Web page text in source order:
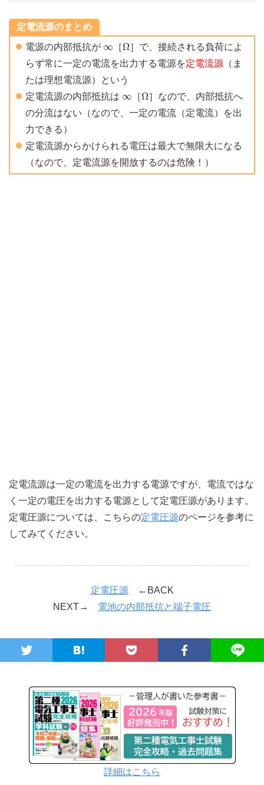
定電流源のまとめ
電源の内部抵抗が ∞
∞ ［Ω
Ω］で、接続される負荷によ
らず常に一定の電流を出力する電源を定電流源 （ま
たは理想電流源）という
定電流源の内部抵抗は ∞
∞ ［Ω
Ω］なので、内部抵抗へ
の分流はない（なので、一定の電流（定電流）を出
力できる）
定電流源からかけられる電圧は最大で無限大になる
（なので、定電流源を開放するのは危険！）
定電流源は一定の電流を出力する電源ですが、電流ではな
く一定の電圧を出力する電源として定電圧源があります。
定電圧源については、こちらの定電圧源のページを参考に
してみてください。
定電圧源←BACK
NEXT→ 電池の内部抵抗と端子電圧
詳細はこちら